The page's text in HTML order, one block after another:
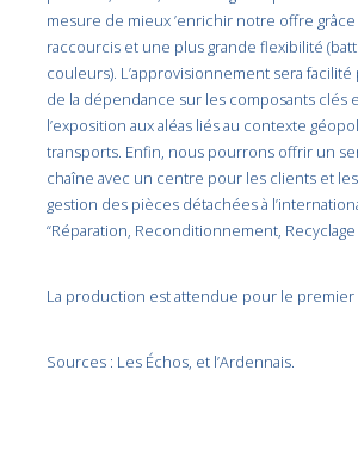
mesure de mieux ’enrichir notre offre grâce
raccourcis et une plus grande flexibilité
couleurs). L’approvisionnement sera
de la dépendance sur les composants clés
l’exposition aux aléas liés au contexte
transports. Enfin, nous pourrons offrir un
chaîne avec un centre pour les clients et
gestion des pièces détachées à
“Réparation, Reconditionnement, Recyclage
La production est attendue pour le premier
Sources : Les Échos, et l’Ardennais.